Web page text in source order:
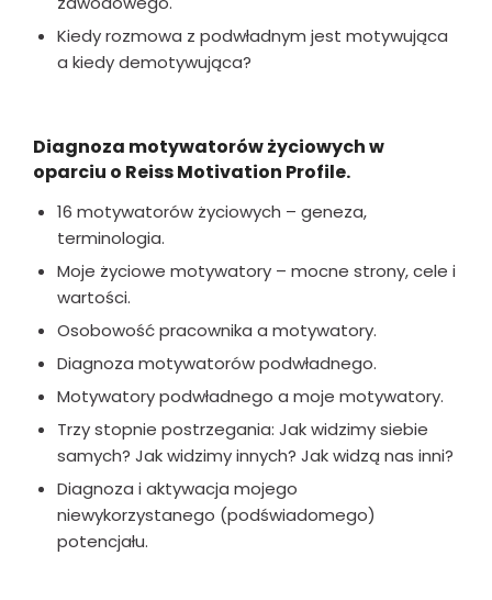
Kiedy rozmowa z podwładnym jest motywująca
a kiedy demotywująca?
Diagnoza motywatorów życiowych w
oparciu o Reiss Motivation Profile.
16 motywatorów życiowych – geneza,
terminologia.
Moje życiowe motywatory – mocne strony, cele i
wartości.
Osobowość pracownika a motywatory.
Diagnoza motywatorów podwładnego.
Motywatory podwładnego a moje motywatory.
Trzy stopnie postrzegania: Jak widzimy siebie
samych? Jak widzimy innych? Jak widzą nas inni?
Diagnoza i aktywacja mojego
niewykorzystanego (podświadomego)
potencjału.